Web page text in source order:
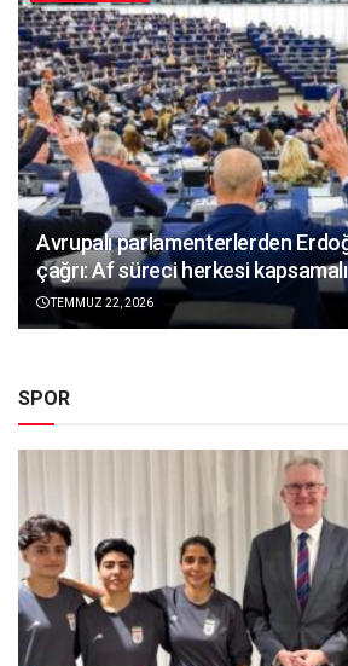
Avrupalı parlamenterlerden
çağrı: Af süreci herkesi kapsamalı
TEMMUZ 22, 2026
SPOR